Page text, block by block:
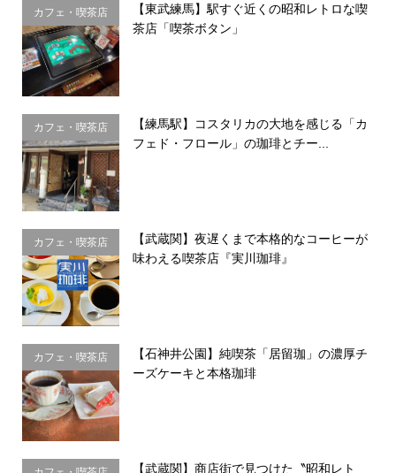
カフェ・喫茶店
【東武練馬】駅すぐ近くの昭和レトロな喫
茶店「喫茶ボタン」
カフェ・喫茶店
【練馬駅】コスタリカの大地を感じる「カ
フェド・フロール」の珈琲とチー...
カフェ・喫茶店
【武蔵関】夜遅くまで本格的なコーヒーが
味わえる喫茶店『実川珈琲』
カフェ・喫茶店
【石神井公園】純喫茶「居留珈」の濃厚チ
ーズケーキと本格珈琲
【武蔵関】商店街で見つけた〝昭和レト